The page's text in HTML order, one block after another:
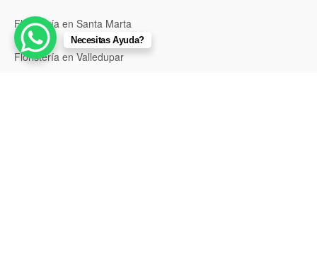
Floristería en Santa Marta
Floristería en Valledupar
Necesitas Ayuda?